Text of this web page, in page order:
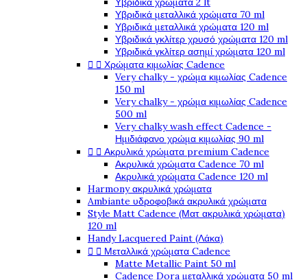
Υβριδικά μεταλλικά χρώματα 70 ml
Υβριδικά μεταλλικά χρώματα 120 ml
Υβριδικά γκλίτερ χρυσό χρώματα 120 ml
Υβριδικά γκλίτερ ασημί χρώματα 120 ml
  Χρώματα κιμωλίας Cadence
Very chalky - χρώμα κιμωλίας Cadence
150 ml
Very chalky - χρώμα κιμωλίας Cadence
500 ml
Very chalky wash effect Cadence -
Ημιδιάφανο χρώμα κιμωλίας 90 ml
  Ακρυλικά χρώματα premium Cadence
Ακρυλικά χρώματα Cadence 70 ml
Ακρυλικά χρώματα Cadence 120 ml
Harmony ακρυλικά χρώματα
Ambiante υδροφοβικά ακρυλικά χρώματα
Style Matt Cadence (Ματ ακρυλικά χρώματα)
120 ml
Handy Lacquered Paint (Λάκα)
  Μεταλλικά χρώματα Cadence
Matte Metallic Paint 50 ml
Cadence Dora μεταλλικά χρώματα 50 ml